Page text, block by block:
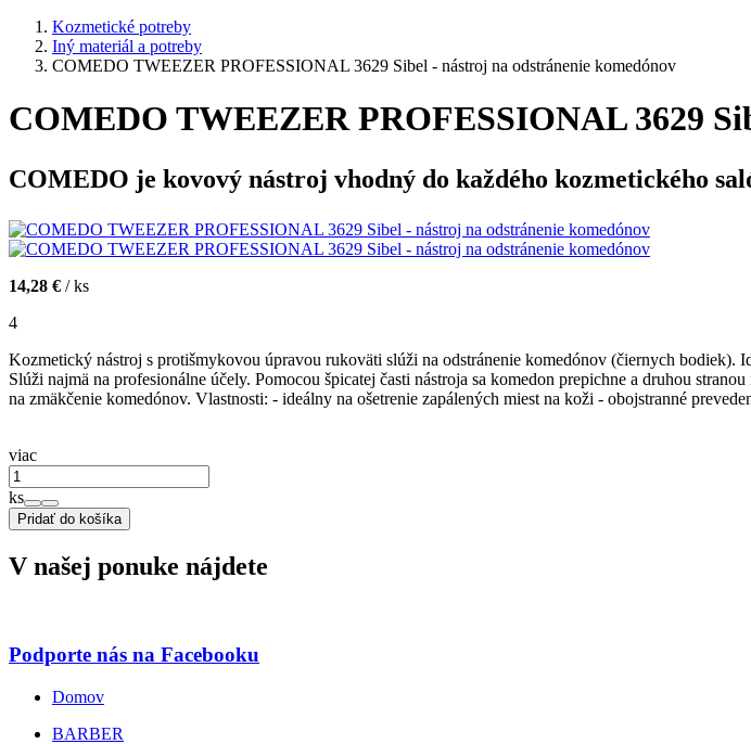
Kozmetické potreby
Iný materiál a potreby
COMEDO TWEEZER PROFESSIONAL 3629 Sibel - nástroj na odstránenie komedónov
COMEDO TWEEZER PROFESSIONAL 3629
COMEDO je kovový nástroj vhodný do každého kozmetického
14,28 € / ks
4
Kozmetický nástroj s protišmykovou úpravou rukoväti slúži na odstránenie komedónov (čiernych bodiek).
Slúži najmä na profesionálne účely. Pomocou špicatej časti nástroja sa komedon prepichne a druhou
na zmäkčenie komedónov. Vlastnosti: - ideálny na ošetrenie zapálených miest na koži - obojstranné
viac
ks
Pridať do košíka
V našej ponuke nájdete
Podporte nás na Facebooku
Domov
BARBER